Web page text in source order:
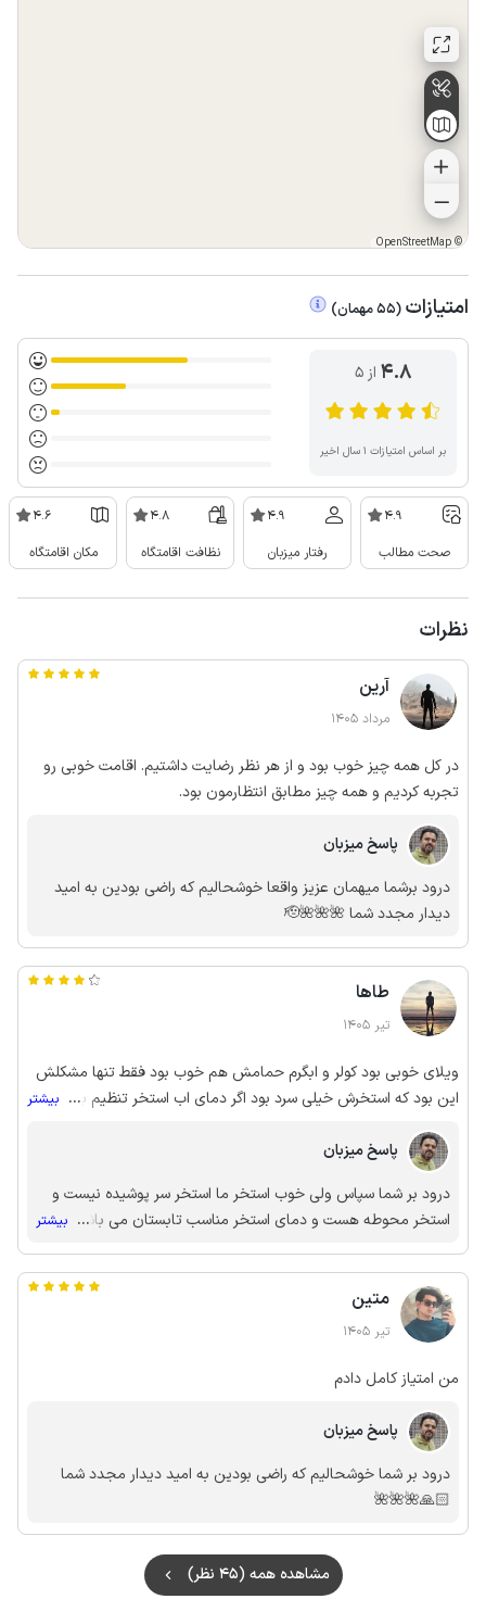
©
OpenStreetMap
امتیازات (
55مهمان)
4.8 از ۵
بر اساس امتیازات ۱ سال اخیر
4.9
صحت مطالب
4.9
رفتار میزبان
4.8
نظافت اقامتگاه
4.6
مکان اقامتگاه
نظرات
آرین
مرداد 1405
در کل همه چیز خوب بود و از هر نظر رضایت داشتیم. اقامت خوبی رو
تجربه کردیم و همه چیز مطابق انتظارمون بود.
پاسخ میزبان
درود برشما میهمان عزیز واقعا خوشحالیم که راضی بودین به امید
دیدار مجدد شما 🌺🌺🌺🫡
طاها
تیر 1405
ویلای خوبی بود کولر و ابگرم حمامش هم خوب بود فقط تنها مشکلش
این بود که استخرش خیلی سرد بود اگر دمای اب استخر تنظیم بشه عالی
... بیشتر
پاسخ میزبان
درود بر شما سپاس ولی خوب استخر ما استخر سر پوشیده نیست و
استخر محوطه هست و دمای استخر مناسب تابستان می باشد 🙏🏻
... بیشتر
متین
تیر 1405
من امتیاز کامل دادم
پاسخ میزبان
درود بر شما خوشحالیم که راضی بودین به امید دیدار مجدد شما
🙏🏻🌺🌺🌺
مشاهده همه (45 نظر)